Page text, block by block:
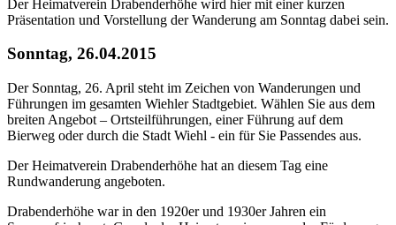
Der Heimatverein Drabenderhöhe wird hier mit einer kurzen
Präsentation und Vorstellung der Wanderung am Sonntag dabei sein.
Sonntag, 26.04.2015
Der Sonntag, 26. April steht im Zeichen von Wanderungen und
Führungen im gesamten Wiehler Stadtgebiet. Wählen Sie aus dem
breiten Angebot – Ortsteilführungen, einer Führung auf dem
Bierweg oder durch die Stadt Wiehl - ein für Sie Passendes aus.
Der Heimatverein Drabenderhöhe hat an diesem Tag eine
Rundwanderung angeboten.
Drabenderhöhe war in den 1920er und 1930er Jahren ein